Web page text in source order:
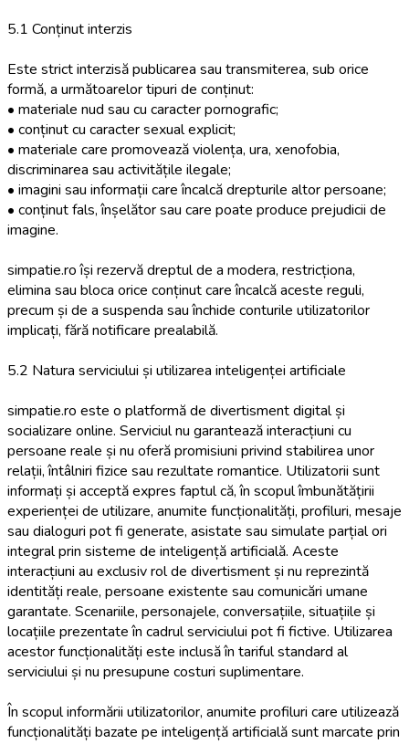
5.1 Conținut interzis
Este strict interzisă publicarea sau transmiterea, sub orice
formă, a următoarelor tipuri de conținut:
• materiale nud sau cu caracter pornografic;
• conținut cu caracter sexual explicit;
• materiale care promovează violența, ura, xenofobia,
discriminarea sau activitățile ilegale;
• imagini sau informații care încalcă drepturile altor persoane;
• conținut fals, înșelător sau care poate produce prejudicii de
imagine.
simpatie.ro își rezervă dreptul de a modera, restricționa,
elimina sau bloca orice conținut care încalcă aceste reguli,
precum și de a suspenda sau închide conturile utilizatorilor
implicați, fără notificare prealabilă.
5.2 Natura serviciului și utilizarea inteligenței artificiale
simpatie.ro este o platformă de divertisment digital și
socializare online. Serviciul nu garantează interacțiuni cu
persoane reale și nu oferă promisiuni privind stabilirea unor
relații, întâlniri fizice sau rezultate romantice. Utilizatorii sunt
informați și acceptă expres faptul că, în scopul îmbunătățirii
experienței de utilizare, anumite funcționalități, profiluri, mesaje
sau dialoguri pot fi generate, asistate sau simulate parțial ori
integral prin sisteme de inteligență artificială. Aceste
interacțiuni au exclusiv rol de divertisment și nu reprezintă
identități reale, persoane existente sau comunicări umane
garantate. Scenariile, personajele, conversațiile, situațiile și
locațiile prezentate în cadrul serviciului pot fi fictive. Utilizarea
acestor funcționalități este inclusă în tariful standard al
serviciului și nu presupune costuri suplimentare.
În scopul informării utilizatorilor, anumite profiluri care utilizează
funcționalități bazate pe inteligență artificială sunt marcate prin